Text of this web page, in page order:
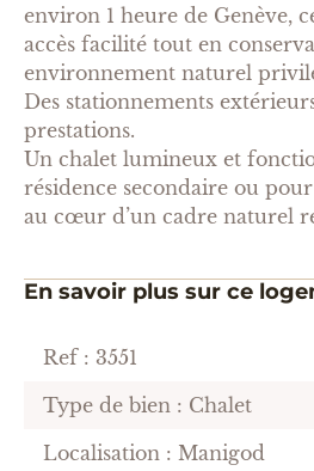
environ 1 heure de Genève,
accès facilité tout en
environnement naturel
Des stationnements
prestations.
Un chalet lumineux et
résidence secondaire ou
au cœur d’un cadre naturel
En savoir plus sur ce
Ref : 3551
Type de bien : Chalet
Localisation : Manigod